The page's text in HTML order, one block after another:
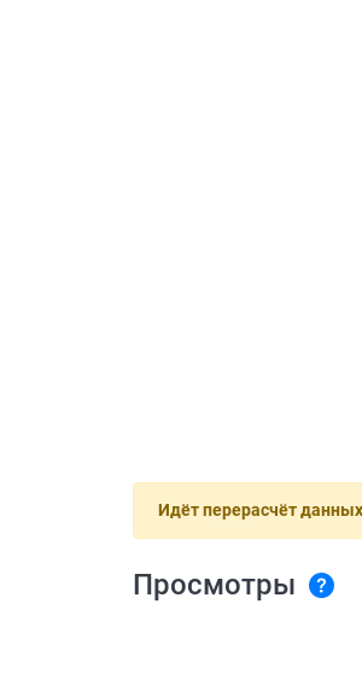
Идёт перерасчёт
Просмотры